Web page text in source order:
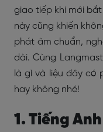
giao tiếp khi mới
này cũng khiến
phát âm chuẩn,
dài. Cùng
là gì và liệu đây có
hay không nhé!
1. Tiếng